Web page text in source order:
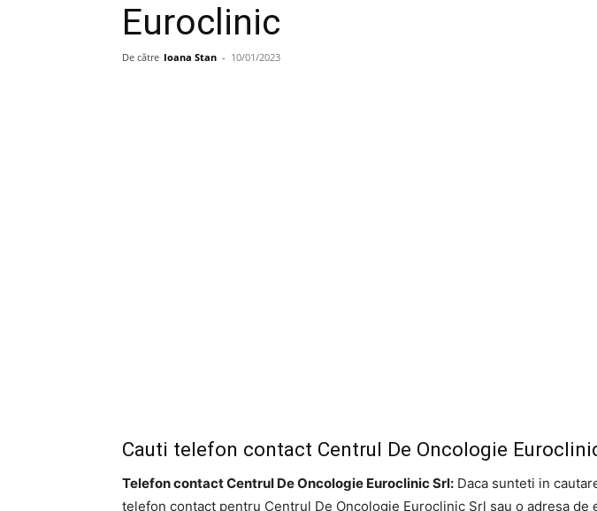
Euroclinic
De către Ioana Stan - 10/01/2023
Cauti telefon contact Centrul De Oncologie
Telefon contact Centrul De Oncologie Euroclinic Srl: Daca sunteti in
telefon contact pentru Centrul De Oncologie Euroclinic Srl sau o adresa de